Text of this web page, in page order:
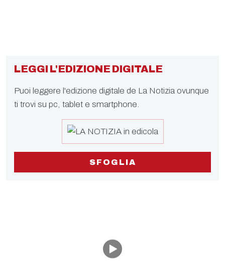
LEGGI L'EDIZIONE DIGITALE
Puoi leggere l'edizione digitale de La Notizia ovunque
ti trovi su pc, tablet e smartphone.
SFOGLIA